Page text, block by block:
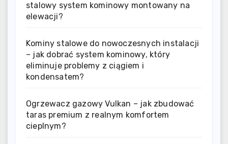
stalowy system kominowy montowany na
elewacji?
Kominy stalowe do nowoczesnych instalacji
– jak dobrać system kominowy, który
eliminuje problemy z ciągiem i
kondensatem?
Ogrzewacz gazowy Vulkan – jak zbudować
taras premium z realnym komfortem
cieplnym?